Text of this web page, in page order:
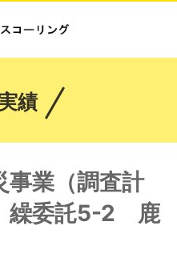
績
事業（調査計
繰委託5-2 鹿